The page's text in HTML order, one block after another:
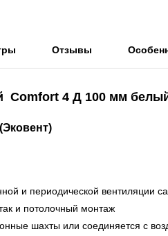
Отзывы
Comfort 4 Д 100 мм
и периодической вентиляции
и потолочный монтаж
шахты или соединяется с